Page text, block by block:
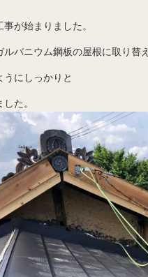
が始まりました。
バニウム鋼板の屋根に取り替え
うにしっかりと
た。